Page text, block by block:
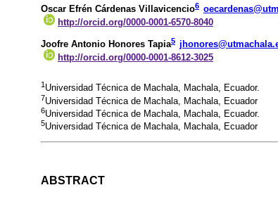
Oscar Efrén Cárdenas Villavicencio6
http://orcid.org/0000-0001-6570-8040
Joofre Antonio Honores Tapia5
http://orcid.org/0000-0001-8612-3025
1 Universidad Técnica de Machala, Machala, Ecuador.
7Universidad Técnica de Machala, Machala, Ecuador
6Universidad Técnica de Machala, Machala, Ecuador.
5Universidad Técnica de Machala, Machala, Ecuador
ABSTRACT